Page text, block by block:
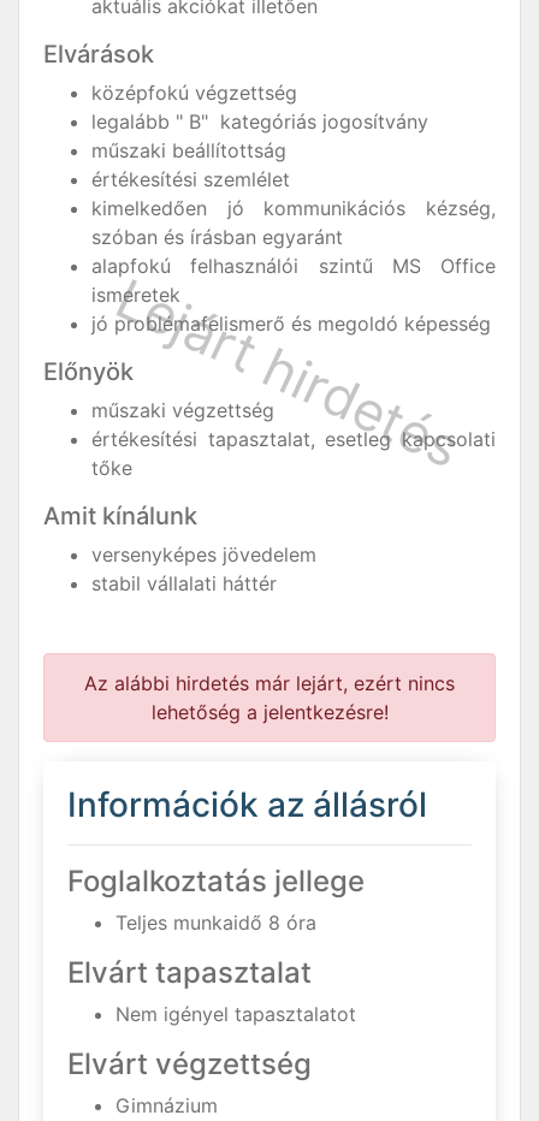
aktuális akciókat illetően
Elvárások
középfokú végzettség
legalább " B" kategóriás jogosítvány
műszaki beállítottság
értékesítési szemlélet
kimelkedően jó kommunikációs kézség,
szóban és írásban egyaránt
alapfokú felhasználói szintű MS Office
ismeretek
jó problémafelismerő és megoldó képesség
Előnyök
műszaki végzettség
értékesítési tapasztalat, esetleg kapcsolati
tőke
Amit kínálunk
versenyképes jövedelem
stabil vállalati háttér
Az alábbi hirdetés már lejárt, ezért nincs
lehetőség a jelentkezésre!
Információk az állásról
Foglalkoztatás jellege
Teljes munkaidő 8 óra
Elvárt tapasztalat
Nem igényel tapasztalatot
Elvárt végzettség
Gimnázium